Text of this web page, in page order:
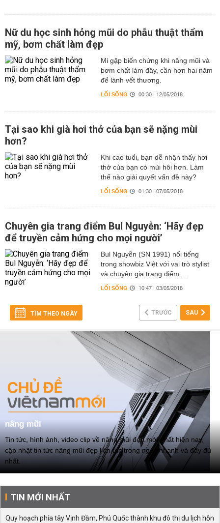
Nữ du học sinh hỏng mũi do phẫu thuật thẩm
mỹ, bơm chất làm đẹp
Mi gặp biến chứng khi nâng mũi và
bơm chất làm đầy, cần hơn hai năm
để lành vết thương.
LỐI SỐNG 00:30 | 12/05/2018
Tại sao khi già hơi thở của bạn sẽ nặng mùi
hơn?
Khi cao tuổi, bạn dễ nhận thấy hơi
thở của bạn có mùi hôi hơn. Làm
thế nào giải quyết vấn đề này?
LỐI SỐNG 01:30 | 07/05/2018
Chuyên gia trang điểm Bul Nguyễn: ‘Hãy đẹp
để truyền cảm hứng cho mọi người’
Bul Nguyễn (SN 1991) nổi tiếng
trong showbiz Việt với vai trò stylist
và chuyên gia trang điểm....
LỐI SỐNG 10:47 | 03/05/2018
TÌM THEO NGÀY TRƯỚC SAU
nâng mũi
Tin tức, hình ảnh, video clip về nâng mũi đẹp mới nhất hiện nay,
cập nhật tin tức nâng mũi đẹp liên tục trong ngày nhanh và đầy đủ
nhất.
sụn, cấu trúc, bằng chỉ, bằng chất làm đầy filler, nâng mũi kiểu Hàn
Quốc. Thế phương pháp nâng mũi nào tốt nhất và bạn nên tới đâu
để làm đẹp.
TIN MỚI NHẤT
Quy hoạch phía tây Vịnh Đầm, Phú Quốc thành khu đô thị du lịch hỗn